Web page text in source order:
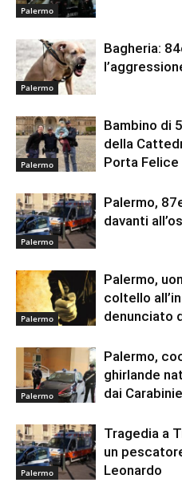
Palermo
Palermo
Bagheria:
Palermo
Bambino di
della
Porta Felice
Palermo
Palermo,
davanti
Palermo
Palermo,
coltello
denunciato
Palermo
Palermo,
ghirlande
dai
Palermo
Tragedia a
un
Leonardo